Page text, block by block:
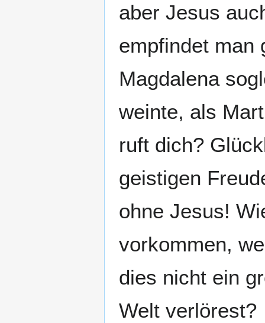
aber Jesus
empfindet man
Magdalena
weinte, als
ruft dich?
geistigen
ohne Jesus!
vorkommen,
dies nicht ein
Welt verlörest?